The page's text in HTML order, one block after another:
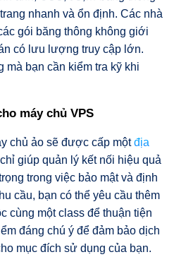
nhanh và ổn định. Các nhà
gói băng thông không giới
có lưu lượng truy cập lớn.
mà bạn cần kiểm tra kỹ khi
máy chủ VPS
chủ ảo sẽ được cấp mộtđịa
giúp quản lý kết nối hiệu quả
trong việc bảo mật và định
cầu, bạn có thể yêu cầu thêm
cùng một class để thuận tiện
đáng chú ý để đảm bảo dịch
mục đích sử dụng của bạn.